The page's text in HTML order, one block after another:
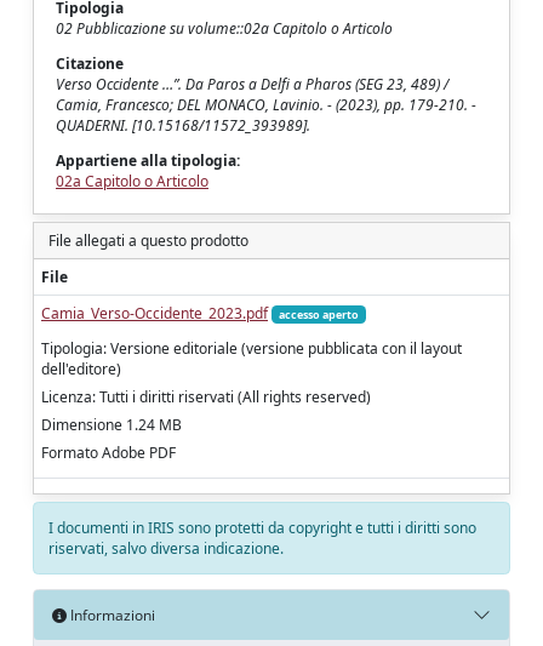
Tipologia
02 Pubblicazione su volume::02a Capitolo o Articolo
Citazione
Verso Occidente …”. Da Paros a Delfi a Pharos (SEG 23, 489) /
Camia, Francesco; DEL MONACO, Lavinio. - (2023), pp. 179-210. -
QUADERNI. [10.15168/11572_393989].
Appartiene alla tipologia:
02a Capitolo o Articolo
File allegati a questo prodotto
File
Camia_Verso-Occidente_2023.pdf
accesso aperto
Tipologia: Versione editoriale (versione pubblicata con il layout
dell'editore)
Licenza: Tutti i diritti riservati (All rights reserved)
Dimensione 1.24 MB
Formato Adobe PDF
I documenti in IRIS sono protetti da copyright e tutti i diritti sono
riservati, salvo diversa indicazione.
Informazioni